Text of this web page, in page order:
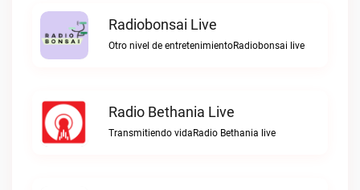
Radiobonsai Live
Otro nivel de entretenimientoRadiobonsai live
Radio Bethania Live
Transmitiendo vidaRadio Bethania live